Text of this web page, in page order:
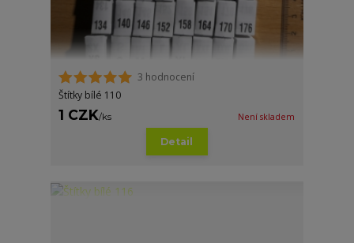
3 hodnocení
Štítky bílé 110
1 CZK/ks Není skladem
Detail